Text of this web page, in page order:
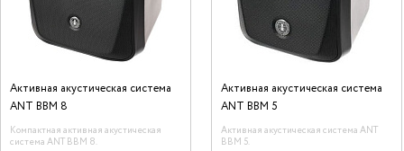
Активная акустическая система
ANT BBM 8
Компактная активная акустическая
система ANT BBM 8.
Активная акустическая система
ANT BBM 5
Активная акустическая система ANT
BBM 5.